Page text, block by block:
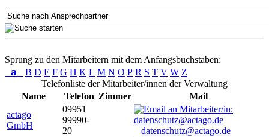
Sprung zu den Mitarbeitern mit dem Anfangsbuchstaben:
a B D E F G H K L M N O P R S T V W Z
Telefonliste der Mitarbeiter/innen der Verwaltung
Name
Telefon Zimmer
Mail
actago
GmbH
09951
99990-
20
datenschutz@actago.de